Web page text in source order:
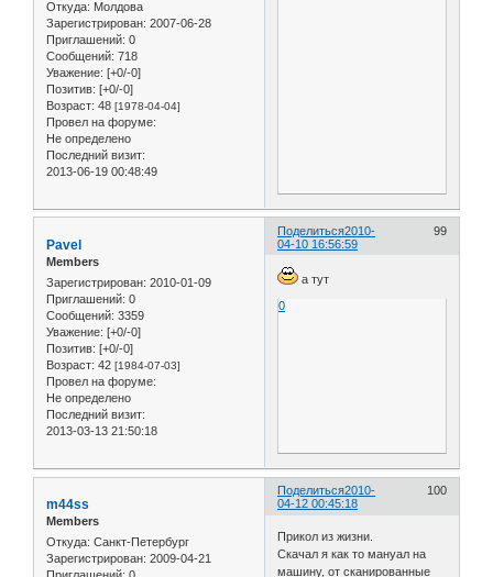
Откуда: Молдова
Зарегистрирован: 2007-06-28
Приглашений: 0
Сообщений: 718
Уважение: [+0/-0]
Позитив: [+0/-0]
Возраст: 48 [1978-04-04]
Провел на форуме:
Не определено
Последний визит:
2013-06-19 00:48:49
Поделиться 99
2010-
04-10 16:56:59
Pavel
Members
Зарегистрирован: 2010-01-09
Приглашений: 0
Сообщений: 3359
Уважение: [+0/-0]
Позитив: [+0/-0]
Возраст: 42 [1984-07-03]
Провел на форуме:
Не определено
Последний визит:
2013-03-13 21:50:18
а тут
0
Поделиться 100
2010-
04-12 00:45:18
m44ss
Members
Откуда: Санкт-Петербург
Зарегистрирован: 2009-04-21
Прикол из жизни.
Скачал я как то мануал на
машину, от сканированные